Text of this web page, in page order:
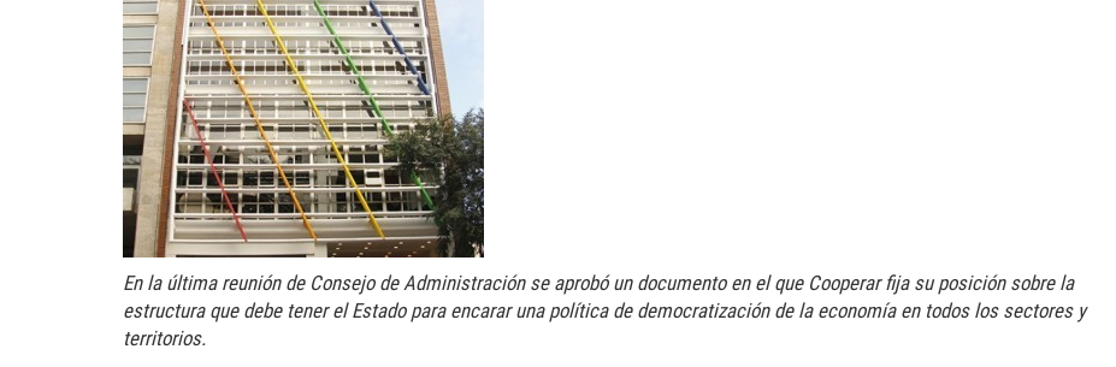
20150915_inaes-300x227.jpg
En la última reunión de Consejo de Administración se aprobó un documento en el que Cooperar fija su posición sobre la
estructura que debe tener el Estado para encarar una política de democratización de la economía en todos los sectores y
territorios.